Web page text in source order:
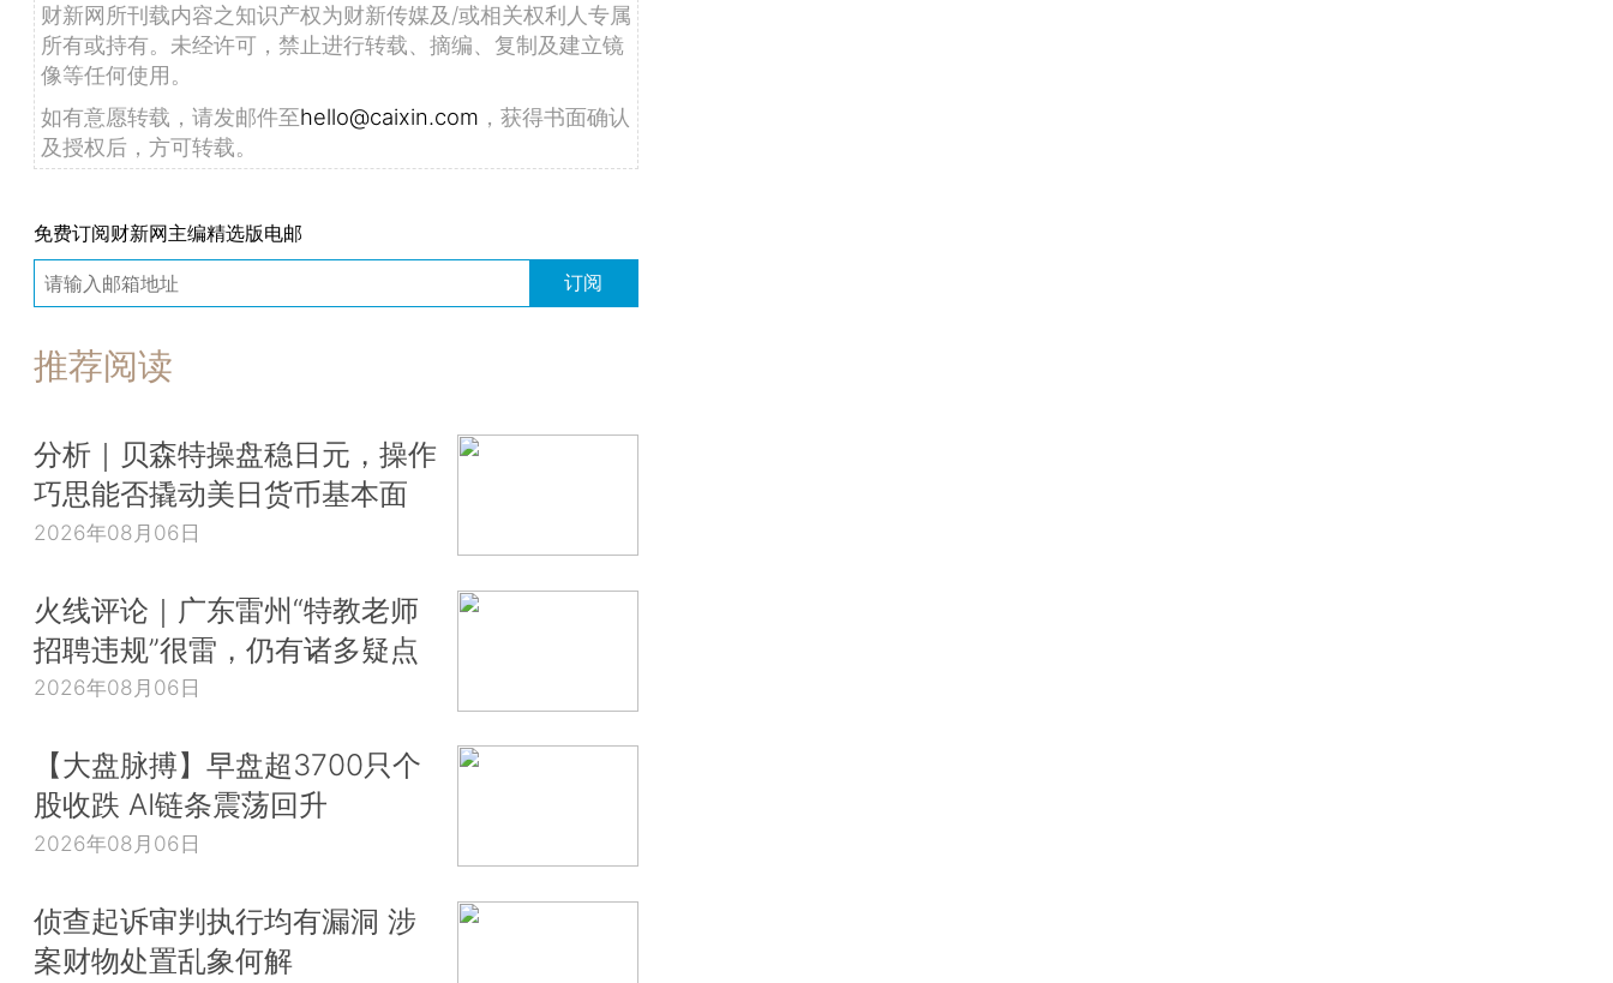
财新网所刊载内容之知识产权为财新传媒及/或相关权利人专属
所有或持有。未经许可，禁止进行转载、摘编、复制及建立镜
像等任何使用。
如有意愿转载，请发邮件至hello@caixin.com ，获得书面确认
及授权后，方可转载。
免费订阅财新网主编精选版电邮
订阅
推荐阅读
分析｜贝森特操盘稳日元，操作
巧思能否撬动美日货币基本面
2026年08月06日
火线评论｜广东雷州“特教老师
招聘违规”很雷，仍有诸多疑点
2026年08月06日
【大盘脉搏】早盘超3700只个
股收跌 AI链条震荡回升
2026年08月06日
侦查起诉审判执行均有漏洞 涉
案财物处置乱象何解